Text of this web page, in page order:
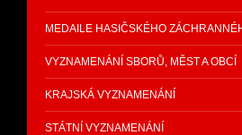
MEDAILE HASIČSKÉHO
VYZNAMENÁNÍ SBORŮ, MĚST A OBCÍ
KRAJSKÁ VYZNAMENÁNÍ
STÁTNÍ VYZNAMENÁNÍ